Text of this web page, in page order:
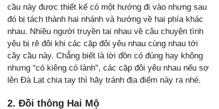
cầu này được thiết kế có một hướng đi vào nhưng sau
đó bị tách thành hai nhánh và hướng về hai phía khác
nhau. Nhiều người truyền tai nhau về câu chuyện tình
yêu bị rẽ đôi khi các cặp đôi yêu nhau cùng nhau tới
cây cầu này. Chẳng biết là lời đồn có đúng hay không
nhưng “có kiêng có lành”, các cặp đôi yêu nhau nếu sợ
lên Đà Lạt chia tay thì hãy tránh địa điểm này ra nhé.
2. Đồi thông Hai Mộ